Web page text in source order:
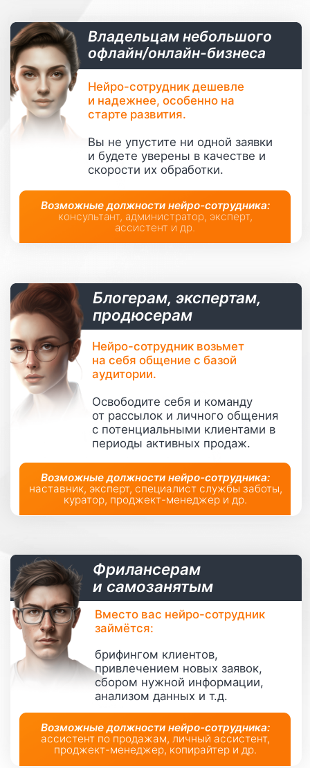
Вместо вас нейро-сотрудник
займётся:
брифингом клиентов,
привлечением новых заявок,
сбором нужной информации,
анализом данных и т.д.
Возможные должности нейро-сотрудника:
ассистент по продажам, личный ассистент,
10 лет
который только набирает
обороты
Легко внедрить и запустить
за 5 минутчерез нашу
платформу без специальных
знаний и обучения
Можно создатьлюбого
уникального сотрудника,
который заменит человека
рисков по сравнению
с наймом людей
Все заявки обработаны
вовремя:
нейро-сотрудник
отвечает сразу 24/7
Надежность: нейро-сотрудник
работаетбез болезней,
отпусков, форс-мажоров
и «пропажи с радаров»
Прозрачность: вы сможете
проверить любой диалог
и улучшить качество работы